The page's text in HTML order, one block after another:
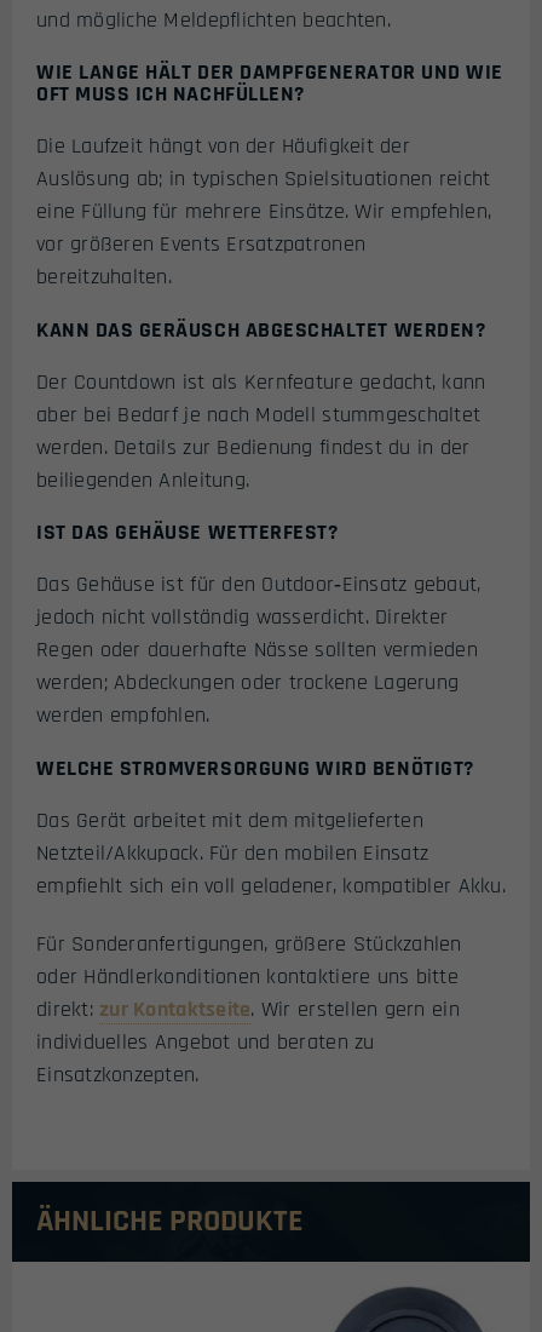
und mögliche Meldepflichten beachten.
WIE LANGE HÄLT DER DAMPFGENERATOR UND WIE
OFT MUSS ICH NACHFÜLLEN?
Die Laufzeit hängt von der Häufigkeit der
Auslösung ab; in typischen Spielsituationen reicht
eine Füllung für mehrere Einsätze. Wir empfehlen,
vor größeren Events Ersatzpatronen
bereitzuhalten.
KANN DAS GERÄUSCH ABGESCHALTET WERDEN?
Der Countdown ist als Kernfeature gedacht, kann
aber bei Bedarf je nach Modell stummgeschaltet
werden. Details zur Bedienung findest du in der
beiliegenden Anleitung.
IST DAS GEHÄUSE WETTERFEST?
Das Gehäuse ist für den Outdoor‑Einsatz gebaut,
jedoch nicht vollständig wasserdicht. Direkter
Regen oder dauerhafte Nässe sollten vermieden
werden; Abdeckungen oder trockene Lagerung
werden empfohlen.
WELCHE STROMVERSORGUNG WIRD BENÖTIGT?
Das Gerät arbeitet mit dem mitgelieferten
Netzteil/Akkupack. Für den mobilen Einsatz
empfiehlt sich ein voll geladener, kompatibler Akku.
Für Sonderanfertigungen, größere Stückzahlen
oder Händlerkonditionen kontaktiere uns bitte
direkt: zur Kontaktseite. Wir erstellen gern ein
individuelles Angebot und beraten zu
Einsatzkonzepten.
ÄHNLICHE PRODUKTE